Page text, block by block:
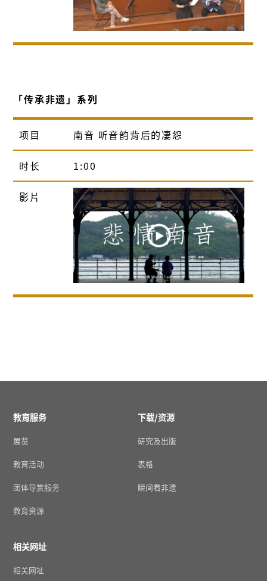
「传承非遗」系列
项目 南音 听音韵背后的凄怨
时长 1:00
影片
教育服务
展览
教育活动
团体导赏服务
教育资源
下载/资源
研究及出版
表格
瞬间看非遗
相关网址
相关网址